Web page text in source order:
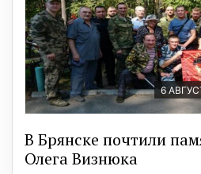
6
В Брянске почтили
Олега Визнюка